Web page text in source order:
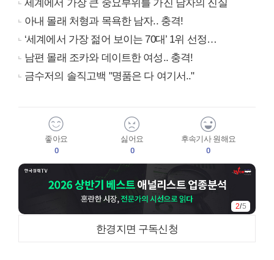
세계에서 가장 큰 중요부위를 가진 남자의 진실
아내 몰래 처형과 목욕한 남자.. 충격!
‘세계에서 가장 젊어 보이는 70대’ 1위 선정…
남편 몰래 조카와 데이트한 여성.. 충격!
금수저의 솔직고백 "명품은 다 여기서.."
좋아요
0
싫어요
0
후속기사 원해요
0
3/5
한경지면 구독신청